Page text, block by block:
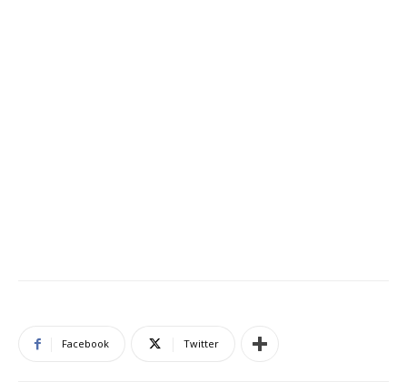
Facebook Twitter